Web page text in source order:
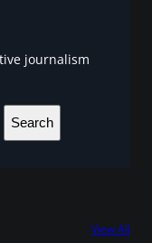
journalism
Search
View All